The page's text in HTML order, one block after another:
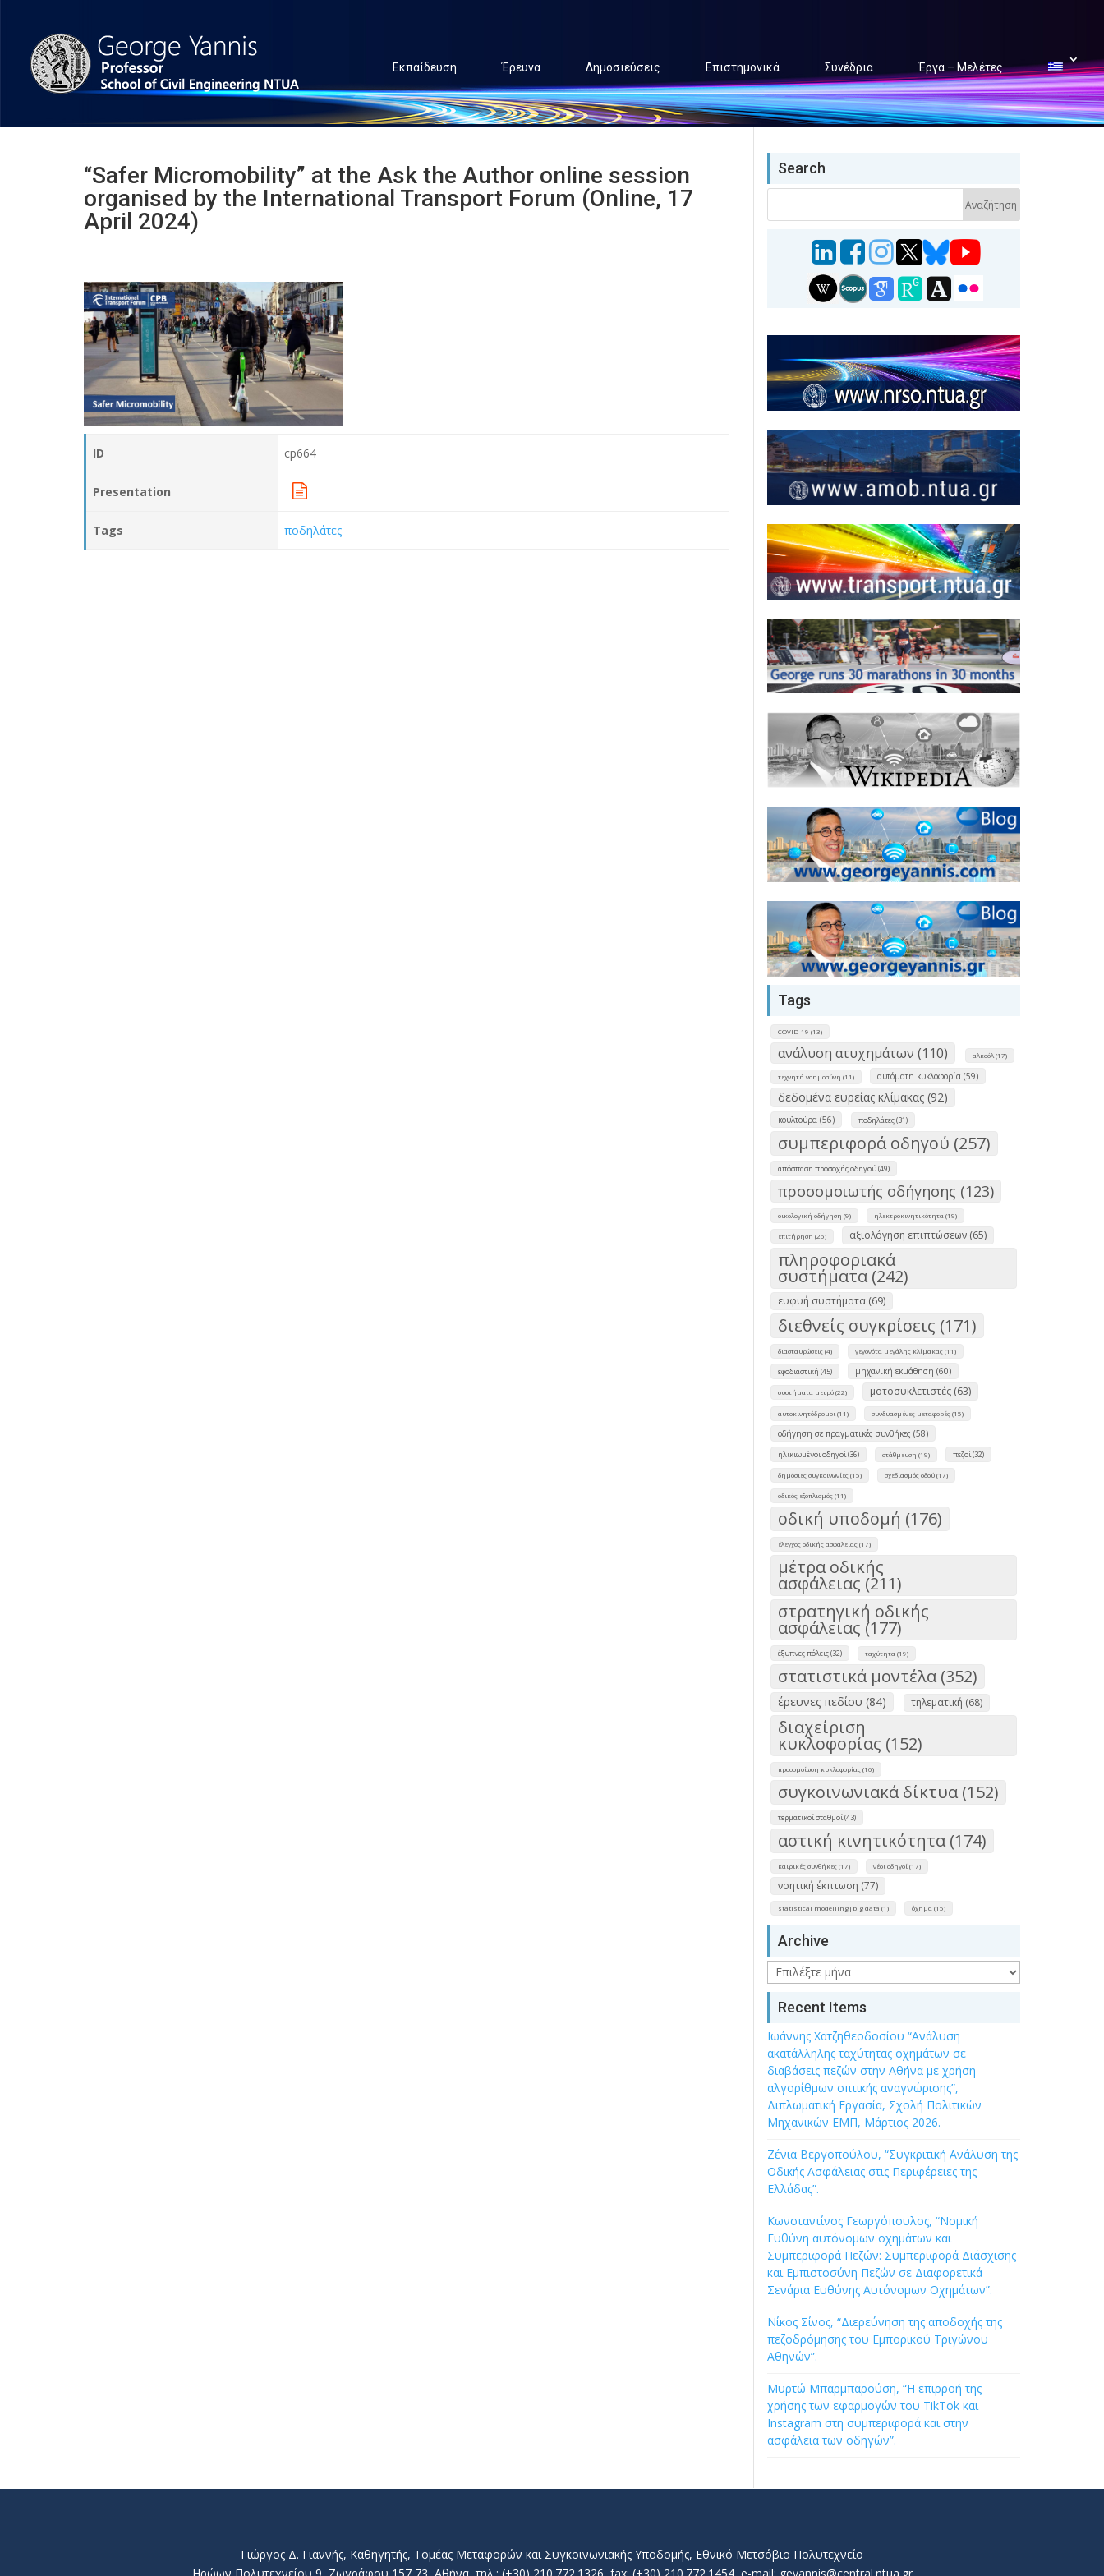
Εκπαίδευση Έρευνα Δημοσιεύσεις Επιστημονικά Συνέδρια Έργα – Μελέτες
“Safer Micromobility” at the Ask the Author online session
organised by the International Transport Forum (Online, 17
April 2024)
ID cp664
Presentation
Tags ποδηλάτες
Search
Tags
COVID-19 (13)
ανάλυση ατυχημάτων (110) αλκοόλ (17)
τεχνητή νοημοσύνη (11) αυτόματη κυκλοφορία (59)
δεδομένα ευρείας κλίμακας (92)
κουλτούρα (56) ποδηλάτες (31)
συμπεριφορά οδηγού (257)
απόσπαση προσοχής οδηγού (49)
προσομοιωτής οδήγησης (123)
οικολογική οδήγηση (9) ηλεκτροκινητικότητα (19)
επιτήρηση (26) αξιολόγηση επιπτώσεων (65)
πληροφοριακά
συστήματα (242)
ευφυή συστήματα (69)
διεθνείς συγκρίσεις (171)
διασταυρώσεις (4) γεγονότα μεγάλης κλίμακας (11)
εφοδιαστική (45) μηχανική εκμάθηση (60)
συστήματα μετρό (22) μοτοσυκλετιστές (63)
αυτοκινητόδρομοι (11) συνδυασμένες μεταφορές (15)
οδήγηση σε πραγματικές συνθήκες (58)
ηλικιωμένοι οδηγοί (36) στάθμευση (19) πεζοί (32)
δημόσιες συγκοινωνίες (15) σχεδιασμός οδού (17)
οδικός εξοπλισμός (11)
οδική υποδομή (176)
έλεγχος οδικής ασφάλειας (17)
μέτρα οδικής
ασφάλειας (211)
στρατηγική οδικής
ασφάλειας (177)
έξυπνες πόλεις (32) ταχύτητα (19)
στατιστικά μοντέλα (352)
έρευνες πεδίου (84) τηλεματική (68)
διαχείριση
κυκλοφορίας (152)
προσομοίωση κυκλοφορίας (16)
συγκοινωνιακά δίκτυα (152)
τερματικοί σταθμοί (43)
αστική κινητικότητα (174)
καιρικές συνθήκες (17) νέοι οδηγοί (17)
νοητική έκπτωση (77)
statistical modelling|big data (1) όχημα (15)
Archive
Archive
Recent Items
Ιωάννης Χατζηθεοδοσίου “Ανάλυση
ακατάλληλης ταχύτητας οχημάτων σε
διαβάσεις πεζών στην Αθήνα με χρήση
αλγορίθμων οπτικής αναγνώρισης”,
Διπλωματική Εργασία, Σχολή Πολιτικών
Μηχανικών ΕΜΠ, Μάρτιος 2026.
Ζένια Βεργοπούλου, “Συγκριτική Ανάλυση της
Οδικής Ασφάλειας στις Περιφέρειες της
Ελλάδας”.
Κωνσταντίνος Γεωργόπουλος, “Νομική
Ευθύνη αυτόνομων οχημάτων και
Συμπεριφορά Πεζών: Συμπεριφορά Διάσχισης
και Εμπιστοσύνη Πεζών σε Διαφορετικά
Σενάρια Ευθύνης Αυτόνομων Οχημάτων”.
Νίκος Σίνος, “Διερεύνηση της αποδοχής της
πεζοδρόμησης του Εμπορικού Τριγώνου
Αθηνών”.
Μυρτώ Μπαρμπαρούση, “Η επιρροή της
χρήσης των εφαρμογών του TikTok και
Instagram στη συμπεριφορά και στην
ασφάλεια των οδηγών”.
Γιώργος Δ. Γιαννής, Καθηγητής, Τομέας Μεταφορών και Συγκοινωνιακής Υποδομής, Εθνικό Μετσόβιο Πολυτεχνείο